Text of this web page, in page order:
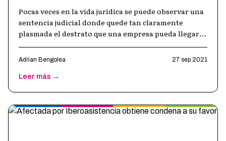
Pocas veces en la vida jurídica se puede observar una
sentencia judicial donde quede tan claramente
plasmada el destrato que una empresa pueda llegar a
Adrian Bengolea 27 sep 2021
Leer más →